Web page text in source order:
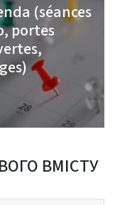
(séances
portes
ВМІСТУ